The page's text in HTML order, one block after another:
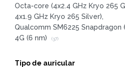
Octa-core (4x2.4 GHz Kryo 265
4x1.9 GHz Kryo 265 Silver),
Qualcomm SM6225 Snapdragon
4G (6 nm)
(37)
Tipo de auricular